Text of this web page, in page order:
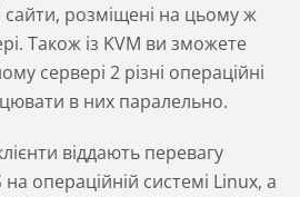
сайти, розміщені на цьому ж
Також із KVM ви зможете
сервері 2 різні операційні
в них паралельно.
віддають перевагу
операційній системі Linux, а